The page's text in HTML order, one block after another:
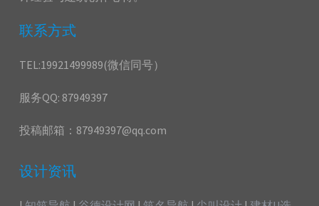
联系方式
TEL:19921499989(微信同号）
服务QQ: 87949397
投稿邮箱：87949397@qq.com
设计资讯